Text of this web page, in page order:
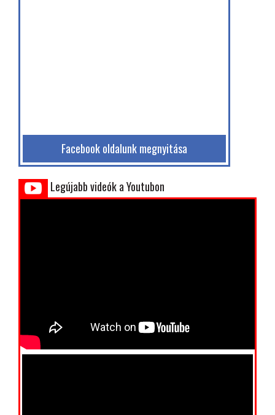
Facebook oldalunk megnyitása
Legújabb videók a Youtubon